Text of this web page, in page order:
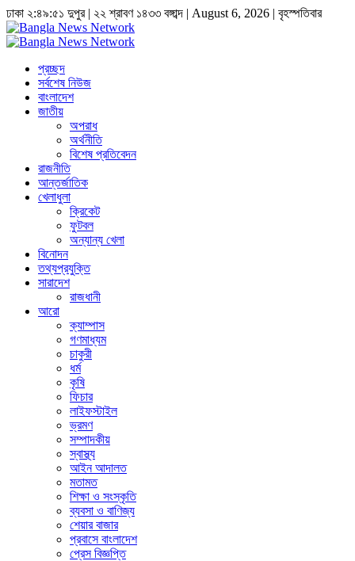
ঢাকা ২:৪৯:৫২ দুপুর | ২২ শ্রাবণ ১৪৩৩ বঙ্গাব্দ | August 6, 2026 |বৃহস্পতিবার
প্রচ্ছদ
সর্বশেষ নিউজ
বাংলাদেশ
জাতীয়
অপরাধ
অর্থনীতি
বিশেষ প্রতিবেদন
রাজনীতি
আন্তর্জাতিক
খেলাধুলা
ক্রিকেট
ফুটবল
অন্যান্য খেলা
বিনোদন
তথ্যপ্রযুক্তি
সারাদেশ
রাজধানী
আরো
ক্যাম্পাস
গণমাধ্যম
চাকুরী
ধর্ম
কৃষি
ফিচার
লাইফস্টাইল
ভ্রমণ
সম্পাদকীয়
স্বাস্থ্য
আইন আদালত
মতামত
শিক্ষা ও সংস্কৃতি
ব্যবসা ও বাণিজ্য
শেয়ার বাজার
প্রবাসে বাংলাদেশ
প্রেস বিজ্ঞপ্তি